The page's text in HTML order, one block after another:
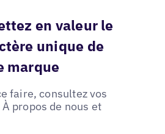
en valeur le
unique de
marque
faire, consultez vos
À propos de nous et